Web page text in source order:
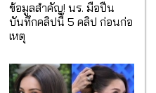
ข้อมูลสำคัญ! นร. มือปืน
บันทึกคลิปนี้ 5 คลิป ก่อนก่อ
เหตุ